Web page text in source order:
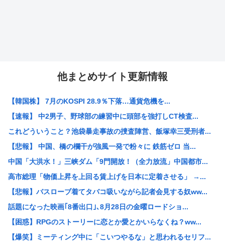
他まとめサイト更新情報
【韓国株】 7月のKOSPI 28.9％下落…通貨危機を...
【速報】 中2男子、野球部の練習中に頭部を強打しCT検査...
これどういうこと？池袋暴走事故の捜査陣営、飯塚幸三受刑者...
【悲報】 中国、橋の欄干が強風一発で粉々に 鉄筋ゼロ 当...
中国「大洪水！」三峡ダム「9門開放！（全力放流」中国都市...
高市総理「物価上昇を上回る賃上げを日本に定着させる」 →...
【悲報】バスローブ着てタバコ吸いながら記者会見する奴ww...
話題になった映画｢8番出口｣､8月28日の金曜ロードショ...
【困惑】RPGのストーリーに恋とか愛とかいらなくね？ww...
【爆笑】ミーティング中に「こいつやるな」と思われるセリフ...